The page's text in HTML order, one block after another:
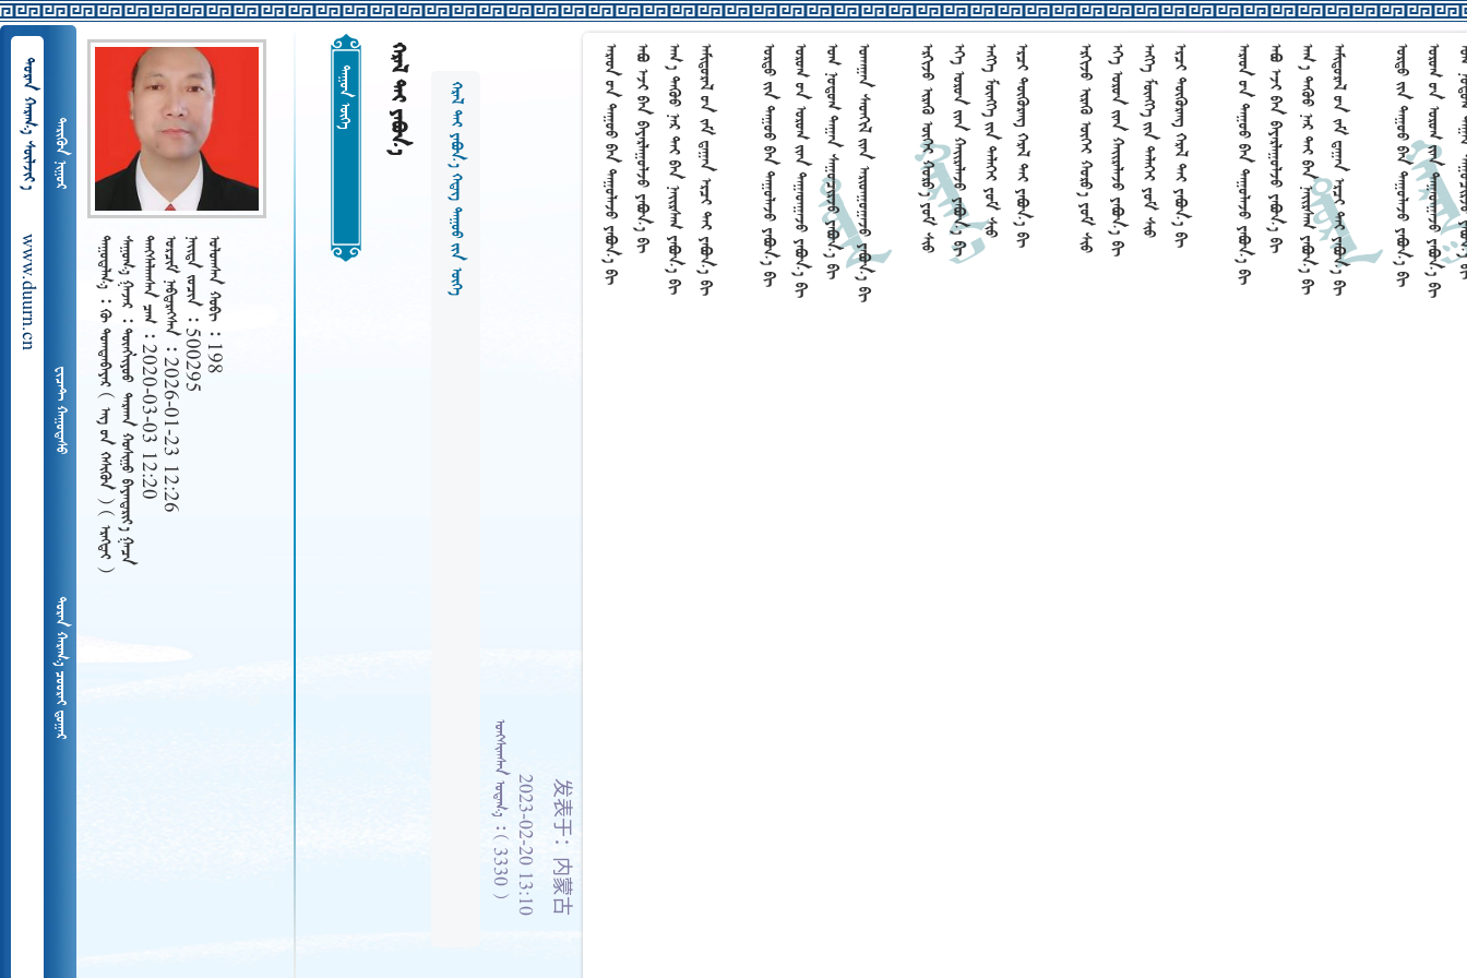
  
www.duurn.cn
 
 
   
 
     
        ᠪᠠᠶᠠᠨᠳᠠᠷᠢᠶ᠎ᠠ ᠭᠠᠴᠠ   2020-03-03 12:20   2026-01-23 12:26   500295   198
          
    3330 2023-02-20 13:10发表于：内蒙古
                                                                                                       